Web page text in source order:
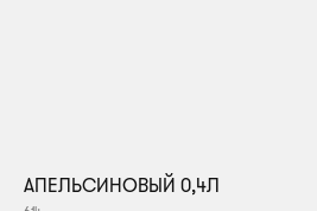
АПЕЛЬСИНОВЫЙ 0,4Л